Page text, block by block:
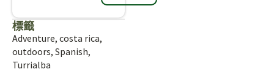
標籤
Adventure, costa rica,
outdoors, Spanish,
Turrialba